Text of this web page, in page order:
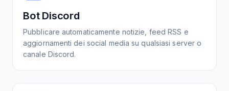
Bot Discord
Pubblicare automaticamente notizie, feed RSS e
aggiornamenti dei social media su qualsiasi server o
canale Discord.